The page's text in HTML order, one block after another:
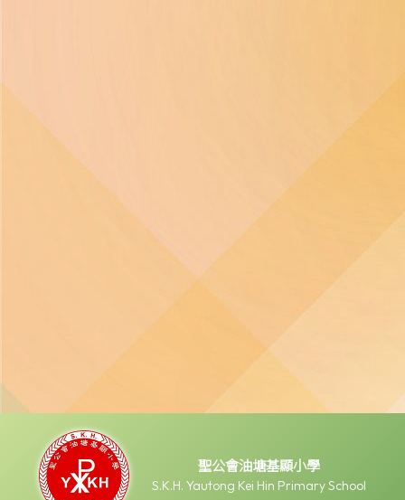
聖公會油塘基顯小學
S.K.H. Yautong Kei Hin Primary School